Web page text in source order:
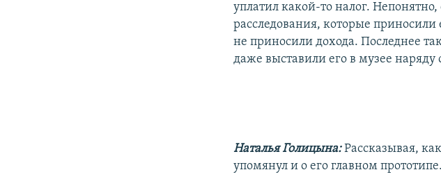
уплатил какой-то налог. Непонятно,
расследования, которые
не приносили дохода. Последнее
даже выставили его в музее
Наталья Голицына:Рассказывая,
упомянул и о его главном прототипе.